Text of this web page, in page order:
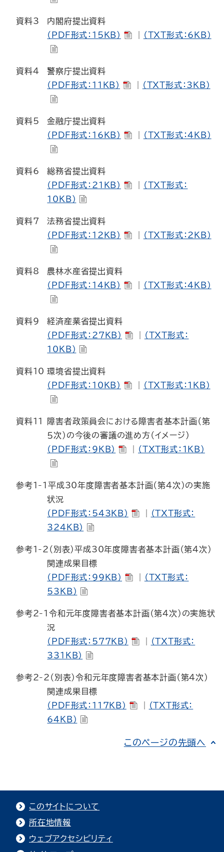
資料3
内閣府提出資料
（PDF形式：15KB）
（TXT形式：6KB）
資料4
警察庁提出資料
（PDF形式：11KB）
（TXT形式：3KB）
資料5
金融庁提出資料
（PDF形式：16KB）
（TXT形式：4KB）
資料6
総務省提出資料
（PDF形式：21KB）
（TXT形式：
10KB）
資料7
法務省提出資料
（PDF形式：12KB）
（TXT形式：2KB）
資料8
農林水産省提出資料
（PDF形式：14KB）
（TXT形式：4KB）
資料9
経済産業省提出資料
（PDF形式：27KB）
（TXT形式：
10KB）
資料10 環境省提出資料
（PDF形式：10KB）
（TXT形式：1KB）
資料11
障害者政策員会における障害者基本計画（第
５次）の今後の審議の進め方（イメージ）
（PDF形式：9KB）
（TXT形式：1KB）
参考1-1 平成30年度障害者基本計画（第４次）の実施
状況
（PDF形式：543KB）
（TXT形式：
324KB）
参考1-2 （別表）平成30年度障害者基本計画（第４次）
関連成果目標
（PDF形式：99KB）
（TXT形式：
53KB）
参考2-1 令和元年度障害者基本計画（第４次）の実施状
況
（PDF形式：577KB）
（TXT形式：
331KB）
参考2-2 （別表）令和元年度障害者基本計画（第４次）
関連成果目標
（PDF形式：117KB）
（TXT形式：
64KB）
このページの先頭へ
このサイトについて
所在地情報
ウェブアクセシビリティ